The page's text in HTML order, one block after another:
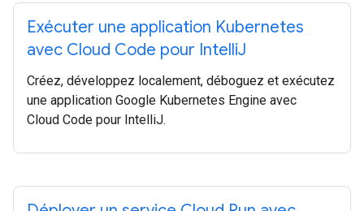
Exécuter une application Kubernetes
avec Cloud Code pour IntelliJ
Créez, développez localement, déboguez et exécutez
une application Google Kubernetes Engine avec
Cloud Code pour IntelliJ.